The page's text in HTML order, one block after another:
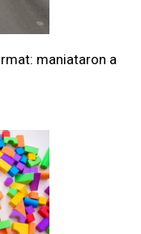
maniataron a